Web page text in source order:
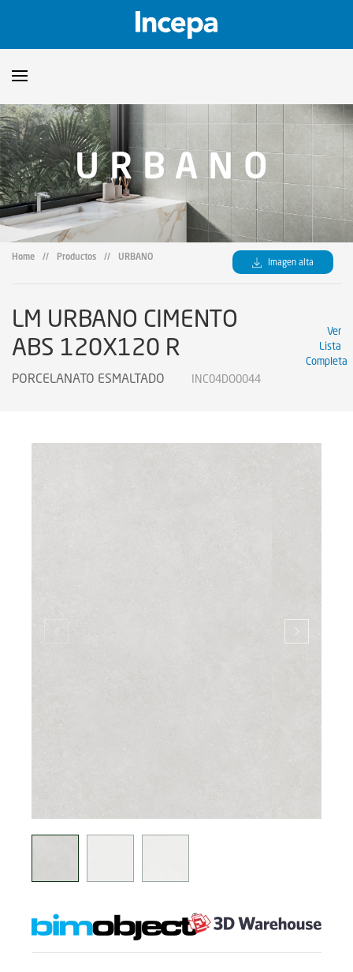
Productos
Downloads ▼
Catalogos
Certificados
Orientaciones Técnicas
Showroom
URBANO
Home // Productos // URBANO Imagen alta
LM URBANO CIMENTO
ABS 120X120 R
PORCELANATO ESMALTADO INC04DO0044
Ver
Lista
Completa